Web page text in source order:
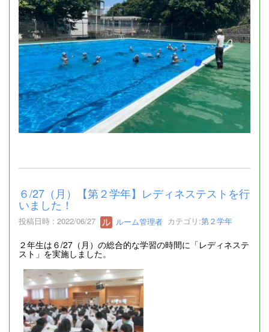
６/27（月）【第２学年】レディネステストを行
いました！
投稿日時 : 2022/06/27 ルーム管理者 カテゴリ:第２学年
２年生は６/27（月）の総合的な学習の時間に「レディネステ
スト」を実施しました。